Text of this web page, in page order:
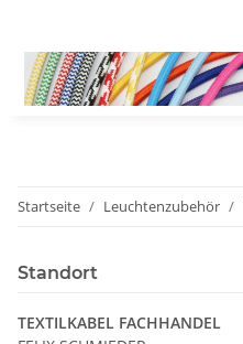
Startseite Leuchtenzubehör
Standort
TEXTILKABEL FACHHANDEL